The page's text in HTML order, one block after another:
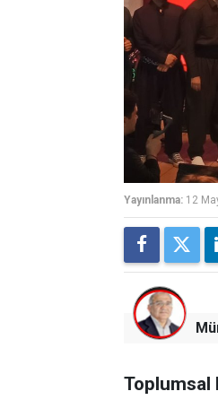
Yayınlanma: 12
Toplumsal